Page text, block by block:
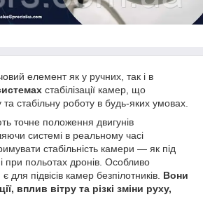
елемент як у ручних, так і в
стабілізації камер, що
стабільну роботу в будь-яких умовах.
точне положення двигунів
системі в реальному часі
стабільність камери — як під
при польотах дронів. Особливо
підвісів камер безпілотників. Вони
вплив вітру та різкі зміни руху,